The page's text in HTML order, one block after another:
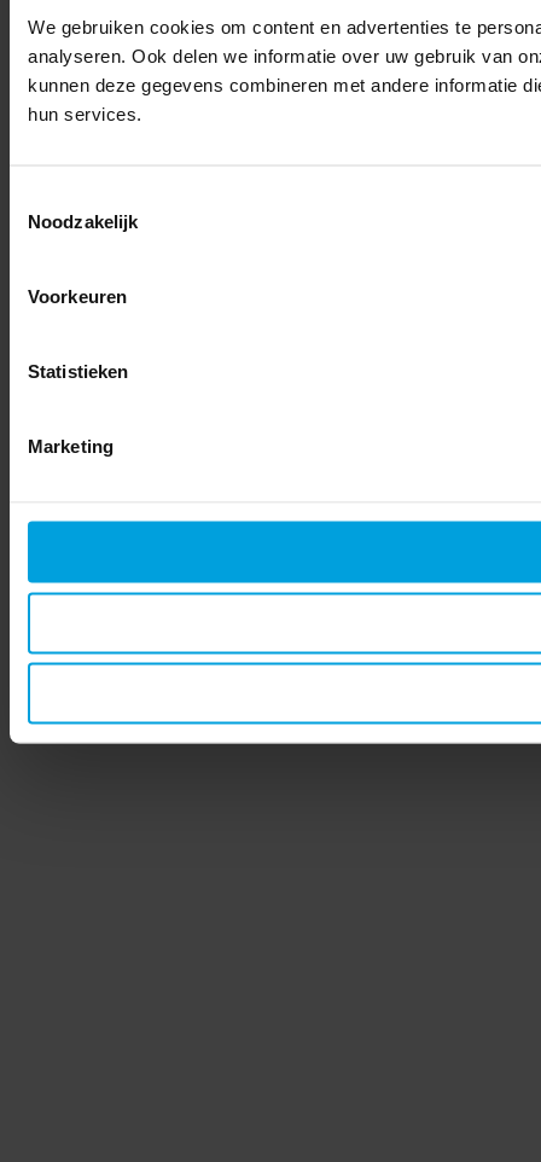
We gebruiken cookies om content en advertenties te
analyseren. Ook delen we informatie over uw gebruik van
kunnen deze gegevens combineren met andere informatie
hun services.
Noodzakelijk
Voorkeuren
Statistieken
Marketing